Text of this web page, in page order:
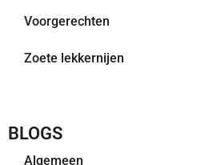
Voorgerechten
Zoete lekkernijen
BLOGS
Algemeen